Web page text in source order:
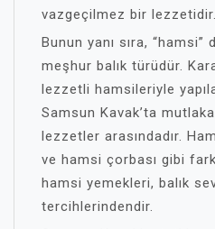
vazgeçilmez bir lezzetidir.
Bunun yanı sıra,
meşhur balık türüdür.
lezzetli hamsileriyle
Samsun Kavak’ta
lezzetler arasındadır.
ve hamsi çorbası gibi
hamsi yemekleri, balık
tercihlerindendir.